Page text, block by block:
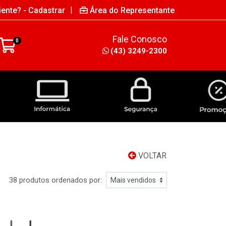
- Cadastrar | Área do Representante
0 Fale Conosco
(43) 3249-2300
VOLTAR
38 produtos ordenados por: